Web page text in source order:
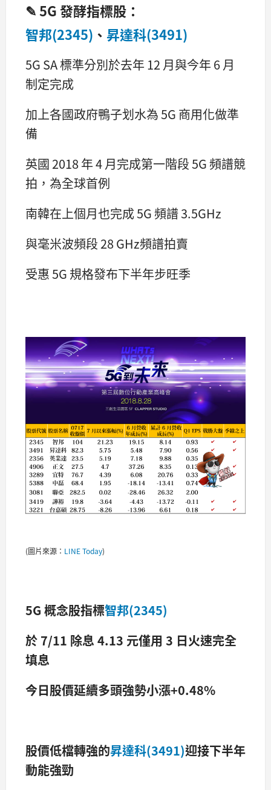
✎ 5G 發酵指標股：
智邦(2345) 、 昇達科(3491)
5G SA 標準分別於去年 12 月與今年 6 月
制定完成
加上各國政府鴨子划水為 5G 商用化做準
備
英國 2018 年 4 月完成第一階段 5G 頻譜競
拍，為全球首例
南韓在上個月也完成 5G 頻譜 3.5GHz
與毫米波頻段 28 GHz頻譜拍賣
受惠 5G 規格發布下半年步旺季
(圖片來源： LINE Today)
5G 概念股指標智邦(2345)
於 7/11 除息 4.13 元僅用 3 日火速完全
填息
今日股價延續多頭強勢小漲+0.48%
股價低檔轉強的昇達科(3491)迎接下半年
動能強勁